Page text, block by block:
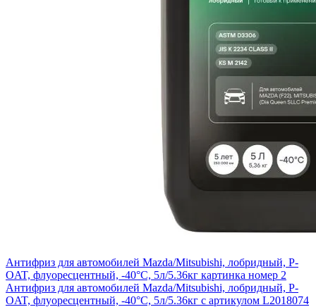
Антифриз для автомобилей Mazda/Mitsubishi, лобридный, P-
OAT, флуоресцентный, -40°С, 5л/5.36кг картинка номер 2
Антифриз для автомобилей Mazda/Mitsubishi, лобридный, P-
OAT, флуоресцентный, -40°С, 5л/5.36кг с артикулом L2018074